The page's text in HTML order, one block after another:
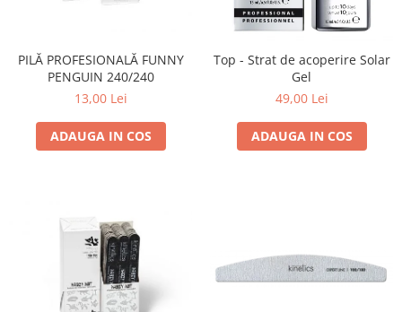
Clasic Gel Medium
Jelly Gel Medium
Jelly Gel Strong
Gel acrilic
Păr Drept
Puro Sole (protectie solara)
Styling
PILĂ PROFESIONALĂ FUNNY
PENGUIN 240/240
13,00 Lei
ADAUGA IN COS
Top - Strat de acoperire Solar
Gel
49,00 Lei
ADAUGA IN COS